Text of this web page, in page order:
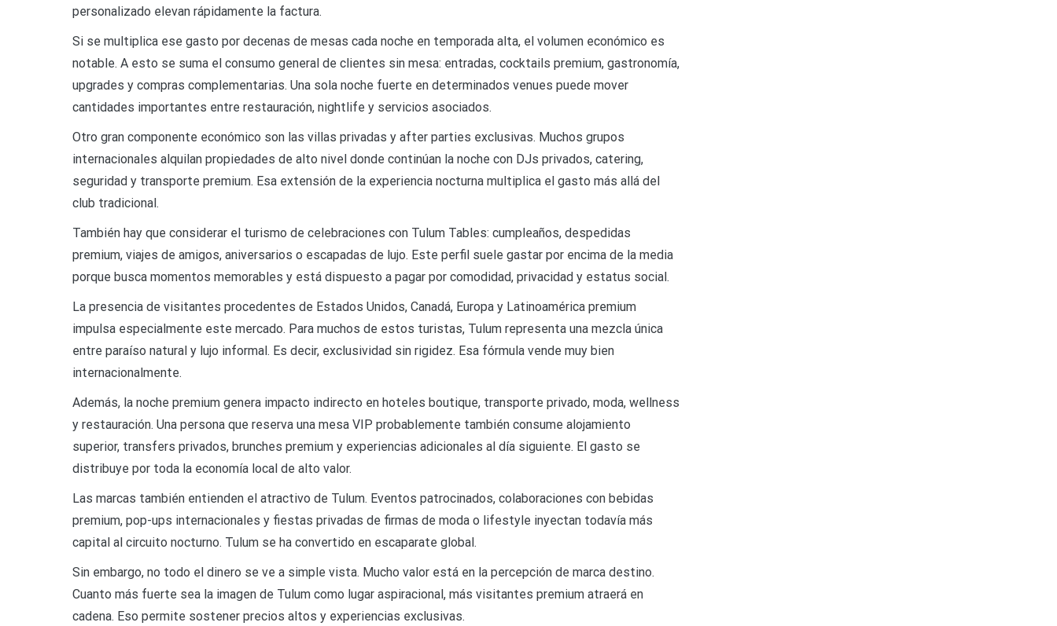
personalizado elevan rápidamente la factura.
Si se multiplica ese gasto por decenas de mesas cada noche en temporada alta, el volumen económico es
notable. A esto se suma el consumo general de clientes sin mesa: entradas, cocktails premium, gastronomía,
upgrades y compras complementarias. Una sola noche fuerte en determinados venues puede mover
cantidades importantes entre restauración, nightlife y servicios asociados.
Otro gran componente económico son las villas privadas y after parties exclusivas. Muchos grupos
internacionales alquilan propiedades de alto nivel donde continúan la noche con DJs privados, catering,
seguridad y transporte premium. Esa extensión de la experiencia nocturna multiplica el gasto más allá del
club tradicional.
También hay que considerar el turismo de celebraciones con Tulum Tables: cumpleaños, despedidas
premium, viajes de amigos, aniversarios o escapadas de lujo. Este perfil suele gastar por encima de la media
porque busca momentos memorables y está dispuesto a pagar por comodidad, privacidad y estatus social.
La presencia de visitantes procedentes de Estados Unidos, Canadá, Europa y Latinoamérica premium
impulsa especialmente este mercado. Para muchos de estos turistas, Tulum representa una mezcla única
entre paraíso natural y lujo informal. Es decir, exclusividad sin rigidez. Esa fórmula vende muy bien
internacionalmente.
Además, la noche premium genera impacto indirecto en hoteles boutique, transporte privado, moda, wellness
y restauración. Una persona que reserva una mesa VIP probablemente también consume alojamiento
superior, transfers privados, brunches premium y experiencias adicionales al día siguiente. El gasto se
distribuye por toda la economía local de alto valor.
Las marcas también entienden el atractivo de Tulum. Eventos patrocinados, colaboraciones con bebidas
premium, pop-ups internacionales y fiestas privadas de firmas de moda o lifestyle inyectan todavía más
capital al circuito nocturno. Tulum se ha convertido en escaparate global.
Sin embargo, no todo el dinero se ve a simple vista. Mucho valor está en la percepción de marca destino.
Cuanto más fuerte sea la imagen de Tulum como lugar aspiracional, más visitantes premium atraerá en
cadena. Eso permite sostener precios altos y experiencias exclusivas.